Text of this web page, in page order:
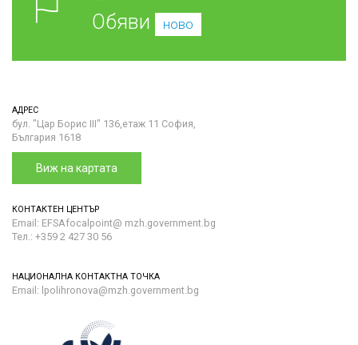
Обяви
ново
АДРЕС
бул. "Цар Борис III" 136,етаж 11 София,
България 1618
Виж на картата
КОНТАКТЕН ЦЕНТЪР
Email: EFSAfocalpoint@ mzh.government.bg
Тел.: +359 2 427 30 56
НАЦИОНАЛНА КОНТАКТНА ТОЧКА
Email: lpolihronova@mzh.government.bg